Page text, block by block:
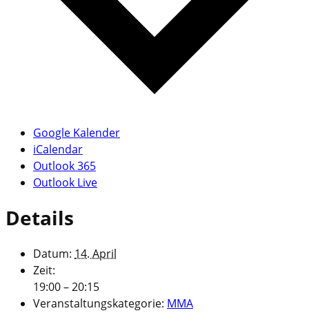
Google Kalender
iCalendar
Outlook 365
Outlook Live
Details
Datum: 14. April
Zeit:
19:00 – 20:15
Veranstaltungskategorie: MMA